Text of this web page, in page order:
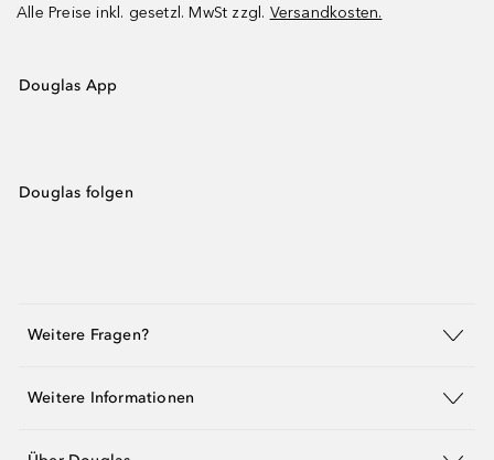
Alle Preise inkl. gesetzl. MwSt zzgl. Versandkosten.
Douglas App
Douglas folgen
Weitere Fragen?
Weitere Informationen